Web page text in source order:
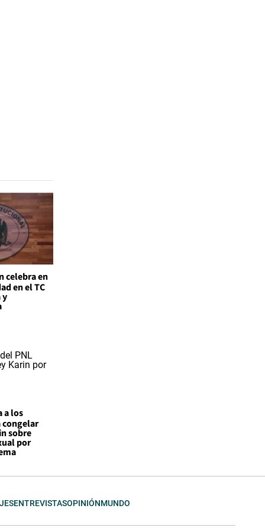
celebra en
en el TC
y
a los
congelar
sobre
por
ENTREVISTASOPINIÓNMUNDO